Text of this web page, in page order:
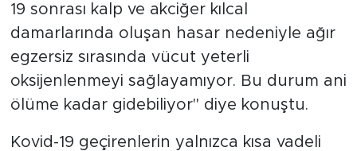
19 sonrası kalp ve akciğer kılcal
damarlarında oluşan hasar nedeniyle ağır
egzersiz sırasında vücut yeterli
oksijenlenmeyi sağlayamıyor. Bu durum ani
ölüme kadar gidebiliyor" diye konuştu.
Kovid-19 geçirenlerin yalnızca kısa vadeli